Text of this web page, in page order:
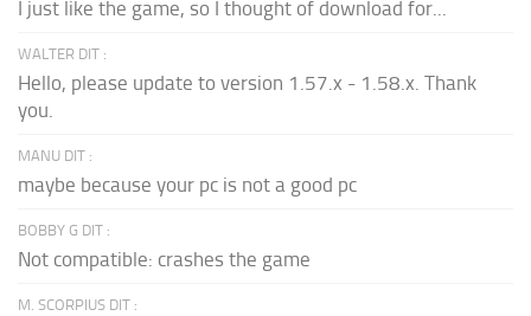
I just like the game, so I thought of download for...
WALTER DIT :
Hello, please update to version 1.57.x - 1.58.x. Thank
you.
MANU DIT :
maybe because your pc is not a good pc
BOBBY G DIT :
Not compatible: crashes the game
M. SCORPIUS DIT :